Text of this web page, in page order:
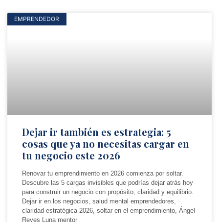
EMPRENDEDOR
Dejar ir también es estrategia: 5
cosas que ya no necesitas cargar en
tu negocio este 2026
Renovar tu emprendimiento en 2026 comienza por soltar.
Descubre las 5 cargas invisibles que podrías dejar atrás hoy
para construir un negocio con propósito, claridad y equilibrio.
Dejar ir en los negocios, salud mental emprendedores,
claridad estratégica 2026, soltar en el emprendimiento, Ángel
Reyes Luna mentor